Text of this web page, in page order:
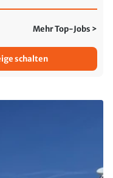
Mehr Top-Jobs >
schalten